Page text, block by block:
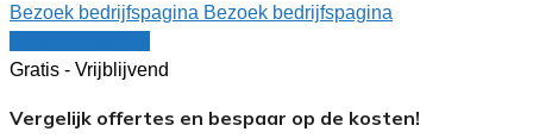
Bezoek bedrijfspagina Bezoek bedrijfspagina
Gratis - Vrijblijvend
Vergelijk offertes en bespaar op de kosten!